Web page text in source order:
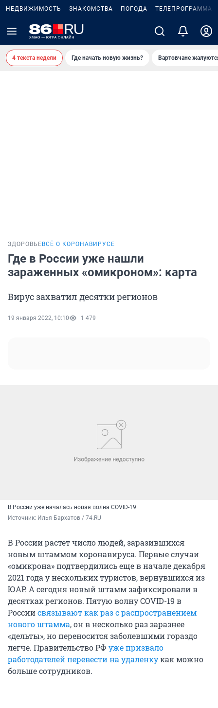
НЕДВИЖИМОСТЬ ЗНАКОМСТВА ПОГОДА ТЕЛЕПРОГРАММА
4 текста недели Где начать новую жизнь? Вартовчане
ЗДОРОВЬЕ ВСЁ О КОРОНАВИРУСЕ
Где в России уже нашли
зараженных «омикроном»: карта
Вирус захватил десятки регионов
19 января 2022, 10:10 1 479
В России уже началась новая волна COVID-19
Источник: Илья Бархатов / 74.RU
В России растет число людей, заразившихся
новым штаммом коронавируса. Первые случаи
«омикрона» подтвердились еще в начале декабря
2021 года у нескольких туристов, вернувшихся из
ЮАР. А сегодня новый штамм зафиксировали в
десятках регионов. Пятую волну COVID-19 в
Россиисвязывают как раз с распространением
нового штамма, он в несколько раз заразнее
«дельты», но переносится заболевшими гораздо
легче. Правительство РФ уже призвало
работодателей перевести на удаленкукак можно
больше сотрудников.